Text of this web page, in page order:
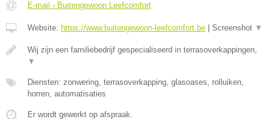
E-mail › Buitengewoon Leefcomfort
Website: https://www.buitengewoon-leefcomfort.be Screenshot ▼
Wij zijn een familiebedrijf gespecialiseerd in terrasoverkappingen,
▼
Diensten: zonwering, terrasoverkapping, glasoases, rolluiken,
horren, automatisaties
Er wordt gewerkt op afspraak.